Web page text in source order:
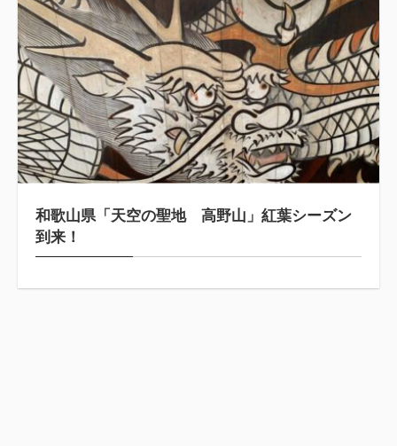
和歌山県「天空の聖地 高野山」紅葉シーズン
到来！